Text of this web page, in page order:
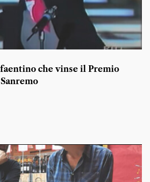
che vinse il Premio